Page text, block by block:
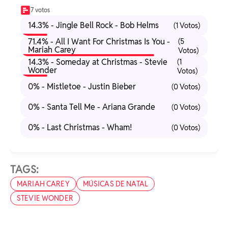
7 votos
14.3% - Jingle Bell Rock - Bob Helms (1 Votos)
71.4% - All I Want For Christmas Is You -
Mariah Carey
(5
Votos)
14.3% - Someday at Christmas - Stevie
Wonder
(1
Votos)
0% - Mistletoe - Justin Bieber (0 Votos)
0% - Santa Tell Me - Ariana Grande (0 Votos)
0% - Last Christmas - Wham! (0 Votos)
TAGS:
MARIAH CAREY
MÚSICAS DE NATAL
STEVIE WONDER